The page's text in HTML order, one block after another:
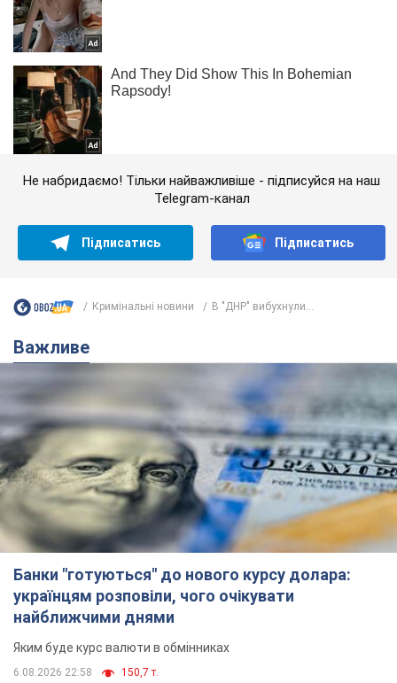
Не набридаємо! Тільки найважливіше - підписуйся на наш
Telegram-канал
Підписатись Підписатись
Кримінальні новини В "ДНР" вибухнули...
Важливе
Банки "готуються" до нового курсу долара:
українцям розповіли, чого очікувати
найближчими днями
Яким буде курс валюти в обмінниках
6.08.2026 22:58 150,7 т.